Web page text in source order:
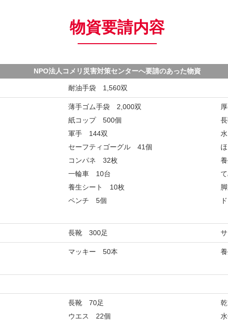
物資要請内容
NPO法人コメリ災害対策センターへ要請のあった物資
耐油手袋 1,560双
薄手ゴム手袋 2,000双
紙コップ 500個
軍手 144双
セーフティゴーグル 41個
コンパネ 32枚
一輪車 10台
養生シート 10枚
ペンチ 5個
長靴 300足
マッキー 50本
長靴 70足
ウエス 22個